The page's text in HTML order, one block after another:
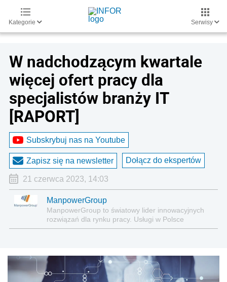
Kategorie Serwisy
W nadchodzącym kwartale
więcej ofert pracy dla
specjalistów branży IT
[RAPORT]
Subskrybuj nas na Youtube
Zapisz się na newsletter Dołącz do ekspertów
21 czerwca 2023, 14:03
ManpowerGroup
ManpowerGroup to światowy lider innowacyjnych
rozwiązań dla rynku pracy. Usługi w Polsce
obejmują pracę tymczasową, rekrutację stałą i
personalne, zarządzanie karierą i outplacement.